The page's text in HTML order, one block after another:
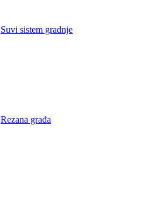
Suvi sistem gradnje
Rezana građa